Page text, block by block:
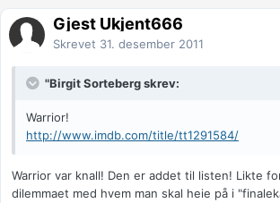
Gjest Ukjent666
Skrevet 31. desember 2011
"Birgit Sorteberg skrev:
Warrior!
http://www.imdb.com/title/tt1291584/
Warrior var knall! Den er addet til listen! Likte
dilemmaet med hvem man skal heie på i